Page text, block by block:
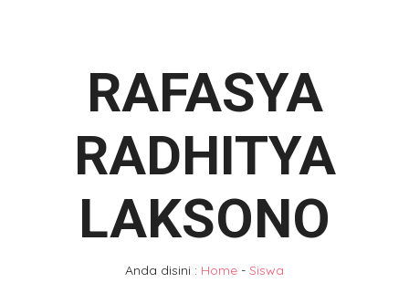
RAFASYA
RADHITYA
LAKSONO
Anda disini : Home - Siswa